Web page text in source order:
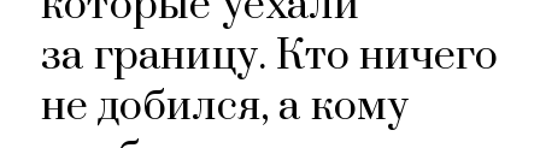
за границу. Кто ничего
не добился, а кому